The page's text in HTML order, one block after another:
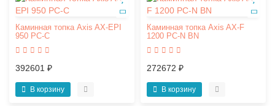
Каминная топка Axis AX-EPI
950 PC-C
392601 ₽
В корзину
Каминная топка Axis AX-F
1200 PC-N BN
272672 ₽
В корзину